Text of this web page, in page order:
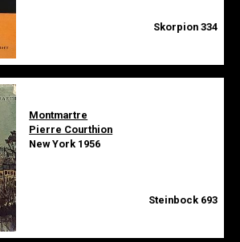
Skorpion 334
Montmartre
Pierre Courthion
New York 1956
Steinbock 693